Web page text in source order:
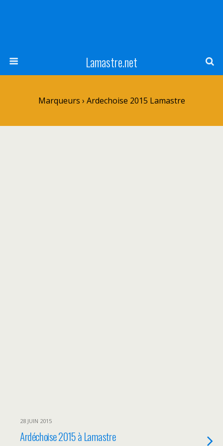
Lamastre.net
Marqueurs › Ardechoise 2015 Lamastre
28 JUIN 2015
Ardéchoise 2015 à Lamastre